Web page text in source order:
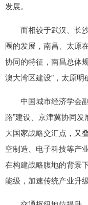
发展。
而相较于武汉、长沙
圈的发展，南昌、太原
协同的特征，南昌总体
澳大湾区建设”，太原明
中国城市经济学会副
路”建设、京津冀协同
大国家战略交汇点，又
空制造、电子科技等产
在构建战略腹地的背景
能级，加速传统产业升